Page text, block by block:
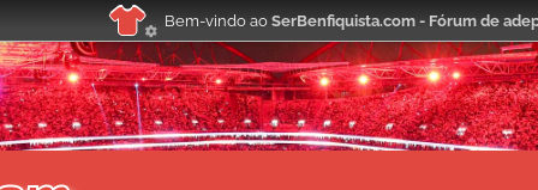
Bem-vindo ao SerBenfiquista.com - Fórum de